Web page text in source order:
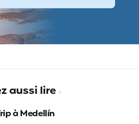
aussi lire
à Medellín